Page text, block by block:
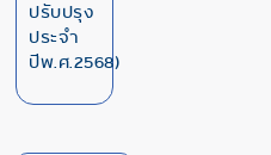
ปรับปรุง
ประจำ
ปีพ.ศ.2568)